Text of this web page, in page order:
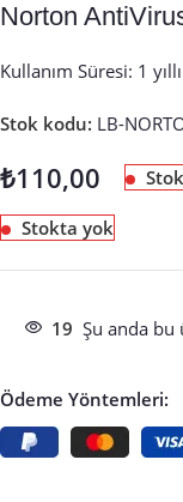
Norton
Kullanım Süresi: 1
Stok kodu: LB-
₺110,00
Stokta yok
19 Şu anda
Ödeme Yöntemleri: